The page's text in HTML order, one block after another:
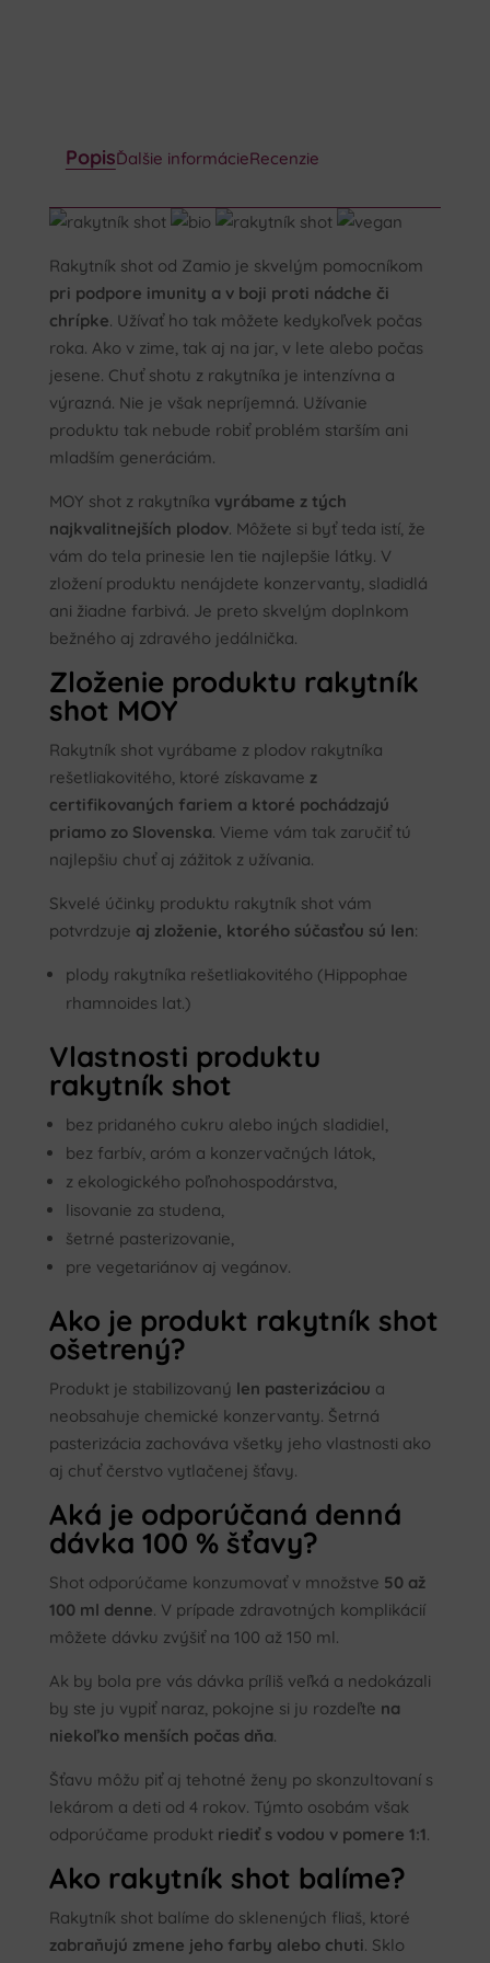
PopisĎalšie informácieRecenzie
Rakytník shot od Zamio je skvelým pomocníkom
pri podpore imunity a v boji proti nádche či
chrípke. Užívať ho tak môžete kedykoľvek počas
roka. Ako v zime, tak aj na jar, v lete alebo počas
jesene. Chuť shotu z rakytníka je intenzívna a
výrazná. Nie je však nepríjemná. Užívanie
produktu tak nebude robiť problém starším ani
mladším generáciám.
MOY shot z rakytníka vyrábame z tých
najkvalitnejších plodov. Môžete si byť teda istí, že
vám do tela prinesie len tie najlepšie látky. V
zložení produktu nenájdete konzervanty, sladidlá
ani žiadne farbivá. Je preto skvelým doplnkom
bežného aj zdravého jedálnička.
Zloženie produktu rakytník
shot MOY
Rakytník shot vyrábame z plodov rakytníka
rešetliakovitého, ktoré získavame z
certifikovaných fariem a ktoré pochádzajú
priamo zo Slovenska. Vieme vám tak zaručiť tú
najlepšiu chuť aj zážitok z užívania.
Skvelé účinky produktu rakytník shot vám
potvrdzuje aj zloženie, ktorého súčasťou sú len:
plody rakytníka rešetliakovitého (Hippophae
rhamnoides lat.)
Vlastnosti produktu
rakytník shot
bez pridaného cukru alebo iných sladidiel,
bez farbív, aróm a konzervačných látok,
z ekologického poľnohospodárstva,
lisovanie za studena,
šetrné pasterizovanie,
pre vegetariánov aj vegánov.
Ako je produkt rakytník shot
ošetrený?
Produkt je stabilizovaný len pasterizáciou a
neobsahuje chemické konzervanty. Šetrná
pasterizácia zachováva všetky jeho vlastnosti ako
aj chuť čerstvo vytlačenej šťavy.
Aká je odporúčaná denná
dávka 100 % šťavy?
Shot odporúčame konzumovať v množstve 50 až
100 ml denne. V prípade zdravotných komplikácií
môžete dávku zvýšiť na 100 až 150 ml.
Ak by bola pre vás dávka príliš veľká a nedokázali
by ste ju vypiť naraz, pokojne si ju rozdeľte na
niekoľko menších počas dňa.
Šťavu môžu piť aj tehotné ženy po skonzultovaní s
lekárom a deti od 4 rokov. Týmto osobám však
odporúčame produkt riediť s vodou v pomere 1:1.
Ako rakytník shot balíme?
Rakytník shot balíme do sklenených fliaš, ktoré
zabraňujú zmene jeho farby alebo chuti. Sklo